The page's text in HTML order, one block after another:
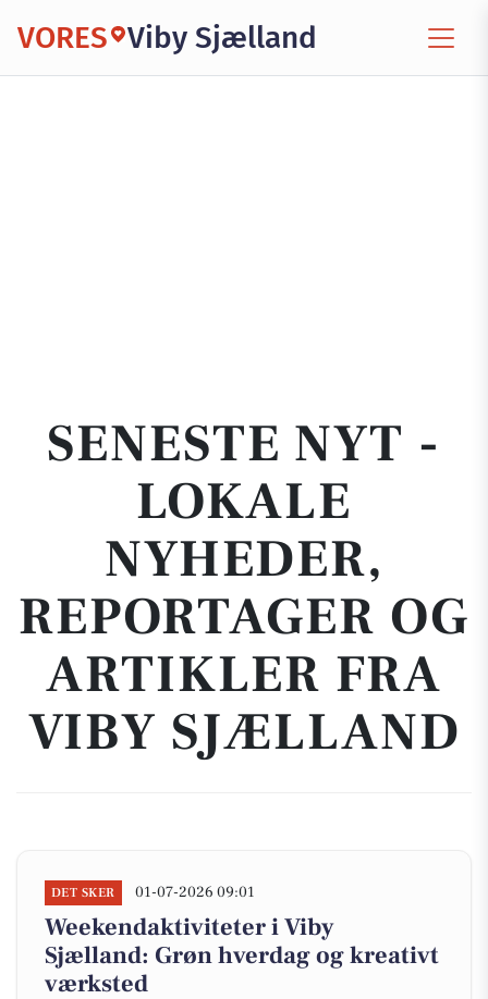
VORES Viby Sjælland
SENESTE NYT -
LOKALE
NYHEDER,
REPORTAGER OG
ARTIKLER FRA
VIBY SJÆLLAND
DET SKER 01-07-2026 09:01
Weekendaktiviteter i Viby
Sjælland: Grøn hverdag og kreativt
værksted